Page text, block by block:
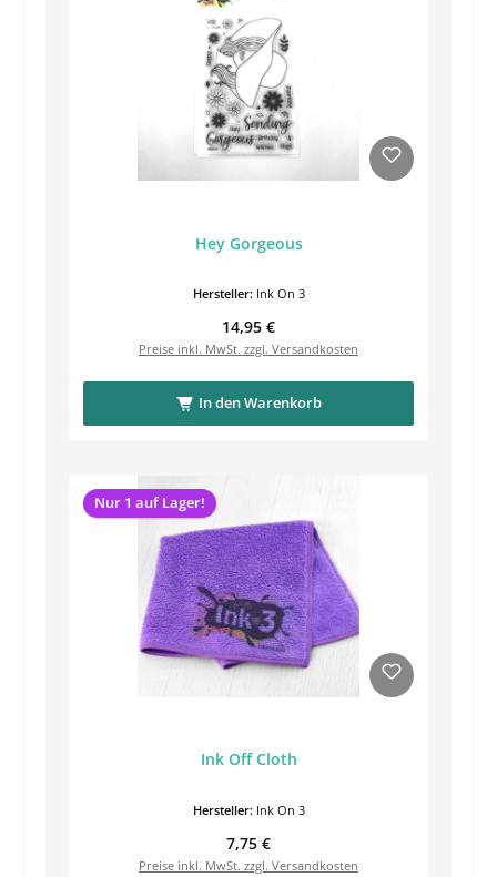
Hey Gorgeous
Hersteller: Ink On 3
Regulärer Preis:
14,95 €
Preise inkl. MwSt. zzgl. Versandkosten
In den Warenkorb
Nur 1 auf Lager!
Ink Off Cloth
Hersteller: Ink On 3
Regulärer Preis:
7,75 €
Preise inkl. MwSt. zzgl. Versandkosten